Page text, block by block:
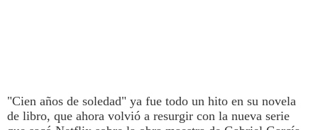
"Cien años de soledad"ya fue todo un hito en su novela
de libro, que ahora volvió a resurgir con la nueva serie